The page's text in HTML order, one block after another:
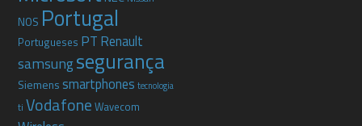
NOS Portugal
Portugueses PT Renault
samsungsegurança
Siemenssmartphones tecnologia
ti Vodafone Wavecom